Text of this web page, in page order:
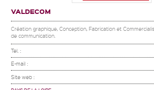
VALDECOM
Création graphique, Conception, Fabrication et
de communication.
Tel. :
E-mail :
Site web :